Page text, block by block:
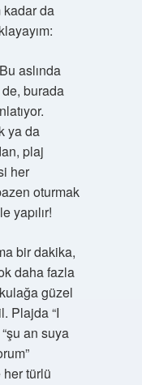
da
aslında
burada
ya da
plaj
her
oturmak
yapılır!
bir dakika,
daha fazla
güzel
Plajda “I
an suya
türlü